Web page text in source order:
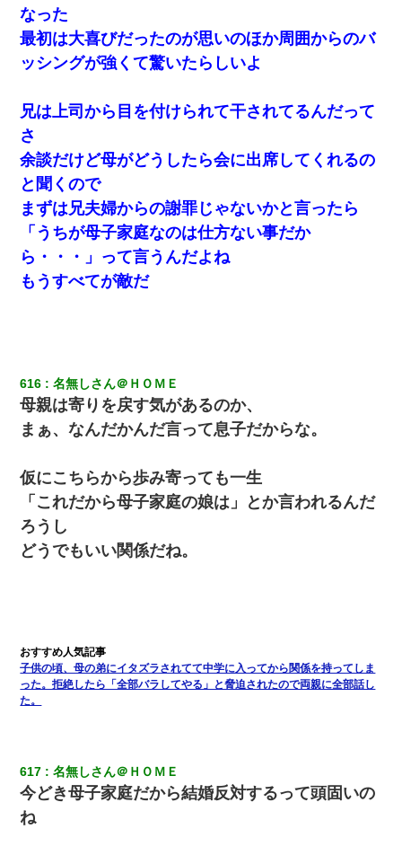
【クズ】昔、兄がお見合いして「ブスすぎｗｗｗ」と断った女性
が、兄の同級生と結婚。それを知った兄は荒れ狂い、｢嫁さん、俺
のお古ですが気分はどう？」とメールを送った→
を職場で愚痴ったら、同僚男性が怒鳴りつけてきた。
嫁が弁護士を連れてきて「悪いと思うなら慰謝料を払って離婚し
ろ」→ 俺「完全に恐喝になってますね」「お前、これが詐欺だっ
て知ってる？」
妊娠中に「おいこのブタ女！てめー席譲れ！」と絡まれ腹を殴る
真似された。泣きながら夫に話すと一年後に…
私が遺産を相続。→それを知った義両親が「旅行代金を出せ！」
ワイ144kg彼女98kgデブカップル、1年間毎日行為しまくった結
果
隣の部屋の住民の母親、オートロックを突破してマンションに入
り込んできたみたいで、ずっとドアの前で喚いてて滅茶苦茶うる
さかった。
嫁の妹（26歳）がずっとウチに泊まりに来た結果→俺がヤバイｗ
ｗｗｗｗｗｗｗ
テレワーク上司「会議中はカメラ付けろ！」女社員「え、事前連
絡無しは無理」上司「いいから付けろ！」→
わい(42)渋谷の夜のサービスで19の女の子にゴックンさせた結果
ｗｗｗｗｗｗｗｗ
なった
最初は大喜びだったのが思いのほか周囲からのバ
ッシングが強くて驚いたらしいよ
兄は上司から目を付けられて干されてるんだって
さ
余談だけど母がどうしたら会に出席してくれるの
と聞くので
まずは兄夫婦からの謝罪じゃないかと言ったら
「うちが母子家庭なのは仕方ない事だか
ら・・・」って言うんだよね
もうすべてが敵だ
616 名無しさん＠ＨＯＭＥ
母親は寄りを戻す気があるのか、
まぁ、なんだかんだ言って息子だからな。
仮にこちらから歩み寄っても一生
「これだから母子家庭の娘は」とか言われるんだ
ろうし
どうでもいい関係だね。
子供の頃、母の弟にイタズラされてて中学に入ってから関係を持ってしま
った。拒絶したら「全部バラしてやる」と脅迫されたので両親に全部話し
た。
617 名無しさん＠ＨＯＭＥ
今どき母子家庭だから結婚反対するって頭固いの
ね